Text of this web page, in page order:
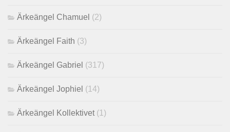
Ärkeängel Chamuel (2)
Ärkeängel Faith (3)
Ärkeängel Gabriel (317)
Ärkeängel Jophiel (14)
Ärkeängel Kollektivet (1)